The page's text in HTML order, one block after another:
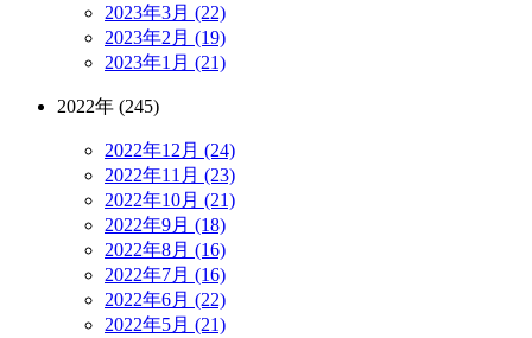
2023年3月 (22)
2023年2月 (19)
2023年1月 (21)
2022年 (245)
2022年12月 (24)
2022年11月 (23)
2022年10月 (21)
2022年9月 (18)
2022年8月 (16)
2022年7月 (16)
2022年6月 (22)
2022年5月 (21)